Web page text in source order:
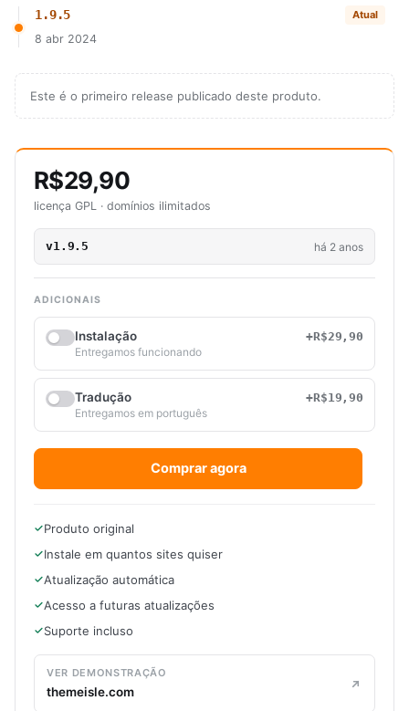
1.9.5 Atual
8 abr 2024
Este é o primeiro release publicado deste produto.
R$29,90
licença GPL · domínios ilimitados
v1.9.5 há 2 anos
ADICIONAIS
Instalação
+R$29,90
Entregamos funcionando
Tradução
+R$19,90
Entregamos em português
Comprar agora
Produto original
Instale em quantos sites quiser
Atualização automática
Acesso a futuras atualizações
Suporte incluso
VER DEMONSTRAÇÃO
themeisle.com